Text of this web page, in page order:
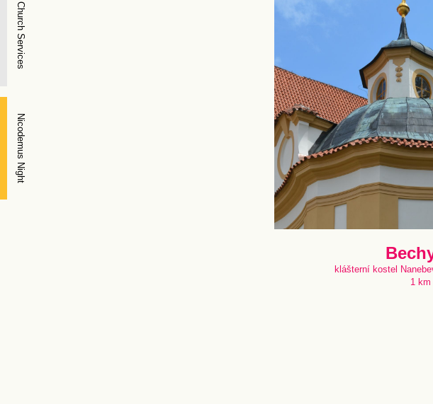
klášterní kostel
1 km
Nicodemus Night
Church Services